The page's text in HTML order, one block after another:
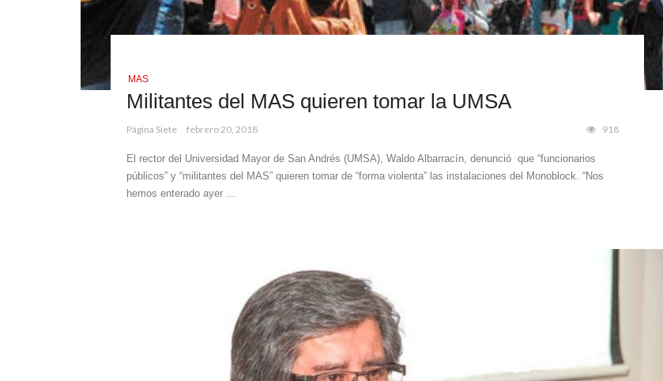
MAS
Militantes del MAS quieren tomar la UMSA
Página Siete febrero 20, 2018 918
El rector del Universidad Mayor de San Andrés (UMSA), Waldo Albarracín, denunció que “funcionarios
públicos” y “militantes del MAS” quieren tomar de “forma violenta” las instalaciones del Monoblock. “Nos
hemos enterado ayer ...